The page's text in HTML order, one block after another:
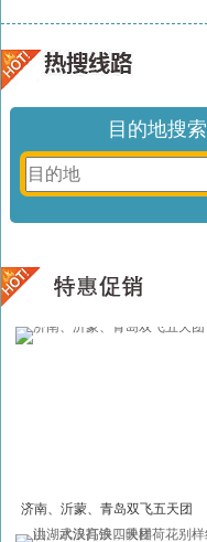
目的地搜索
济南、沂蒙、青岛双飞五天团